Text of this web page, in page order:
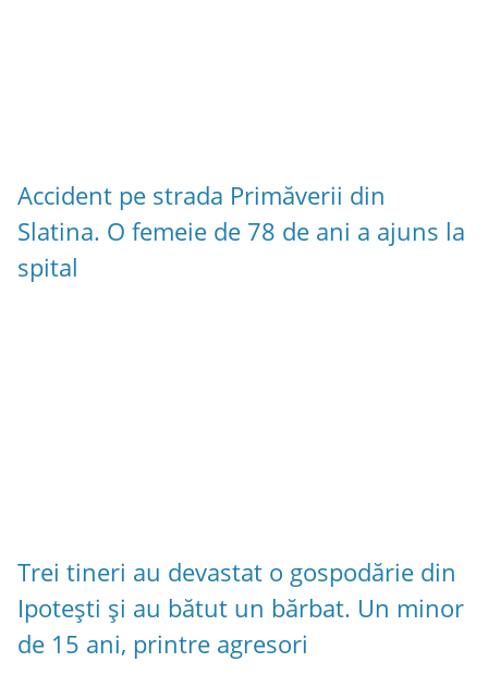
Accident pe strada Primăverii din
Slatina. O femeie de 78 de ani a ajuns la
spital
Trei tineri au devastat o gospodărie din
Ipotești și au bătut un bărbat. Un minor
de 15 ani, printre agresori